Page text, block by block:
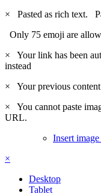
×
Pasted as rich text.
Only 75 emoji are
×
Your link has been
instead
×
Your previous
×
You cannot paste
URL.
Insert
×
Desktop
Tablet